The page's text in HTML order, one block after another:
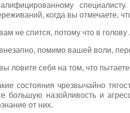
когда вы отмечаете,
не спится, потому что в
помимо вашей воли,
ловите себя на том, что
состояния чрезвычайно
большую назойливость и
от них.